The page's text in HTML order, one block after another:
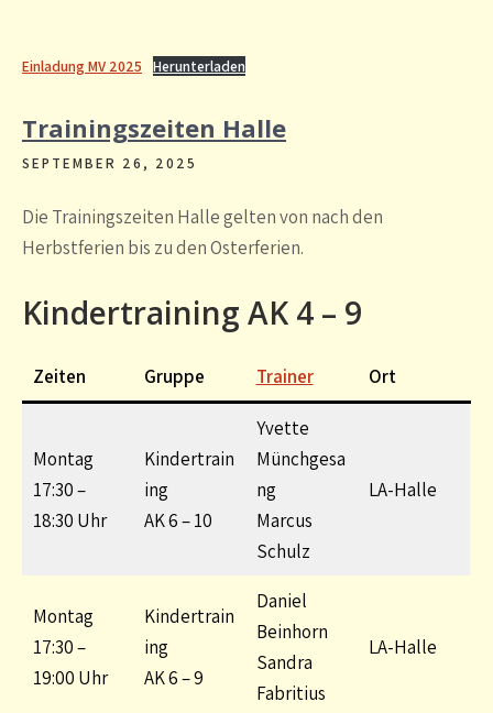
Einladung MV 2025 Herunterladen
Trainingszeiten Halle
SEPTEMBER 26, 2025
Die Trainingszeiten Halle gelten von nach den
Herbstferien bis zu den Osterferien.
Kindertraining AK 4 – 9
Zeiten Gruppe Trainer Ort
Montag
17:30 –
18:30 Uhr
Kindertrain
ing
AK 6 – 10
Yvette
Münchgesa
ng
Marcus
Schulz
LA-Halle
Montag
17:30 –
19:00 Uhr
Kindertrain
ing
AK 6 – 9
Daniel
Beinhorn
Sandra
Fabritius
LA-Halle